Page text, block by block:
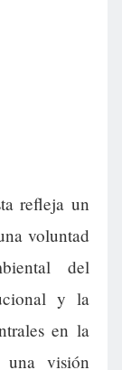
refleja un
voluntad
del
y la
en la
una visión